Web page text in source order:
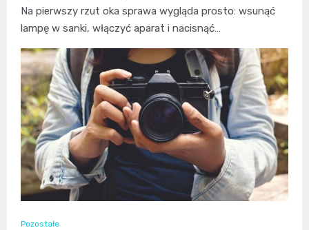
Na pierwszy rzut oka sprawa wygląda prosto: wsunąć
lampę w sanki, włączyć aparat i nacisnąć…
Pozostałe